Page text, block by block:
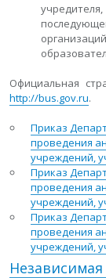
Официальная
http://bus.gov.ru​.
​Приказ
проведения
учреждений,
​Приказ
проведения
учреждений,
​Приказ
проведения
учреждений,